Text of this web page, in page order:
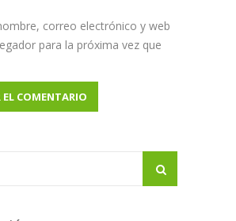
correo electrónico y web
para la próxima vez que